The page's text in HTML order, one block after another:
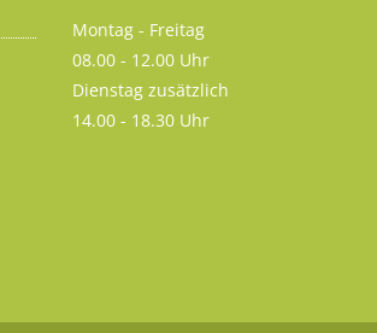
Montag - Freitag
08.00 - 12.00 Uhr
Dienstag zusätzlich
14.00 - 18.30 Uhr